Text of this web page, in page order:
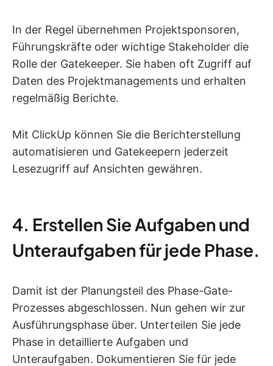
In der Regel übernehmen Projektsponsoren,
Führungskräfte oder wichtige Stakeholder die
Rolle der Gatekeeper. Sie haben oft Zugriff auf
Daten des Projektmanagements und erhalten
regelmäßig Berichte.
Mit ClickUp können Sie die Berichterstellung
automatisieren und Gatekeepern jederzeit
Lesezugriff auf Ansichten gewähren.
4. Erstellen Sie Aufgaben und
Unteraufgaben für jede Phase.
Damit ist der Planungsteil des Phase-Gate-
Prozesses abgeschlossen. Nun gehen wir zur
Ausführungsphase über. Unterteilen Sie jede
Phase in detaillierte Aufgaben und
Unteraufgaben. Dokumentieren Sie für jede